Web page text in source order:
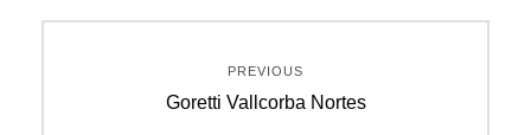
d'entrades
PREVIOUS
Previous
Goretti Vallcorba Nortes